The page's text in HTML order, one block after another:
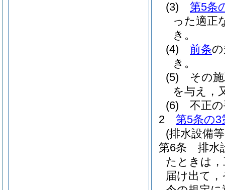
(3)
第5条
った適正
き。
(4)
前条
き。
(5)
その
を与え，
(6)
不正
2
第5条の3
(排水設備
第6条
排水
たときは
届け出て